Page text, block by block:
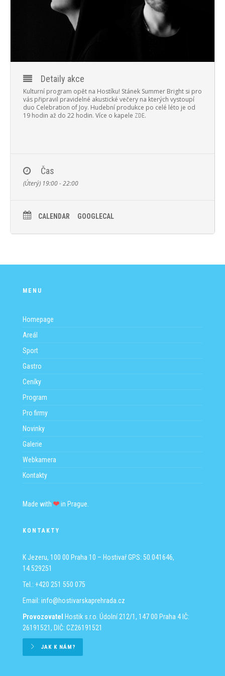
KONTAKTY
Detaily akce
Kulturní program opět na Hostíku! Stánek Summer Bright si pro
vás připravil pravidelné akustické večery na kterých vystoupí
duo Celebration of Joy. Hudební produkce po celé léto je od
19 hodin až do 22 hodin. Více o kapele ZDE.
Čas
(Úterý) 19:00 - 22:00
CALENDAR GOOGLECAL
MENU
Homepage
Areál
Sport
Gastro
Ceníky
Program
Pro firmy
Novinky
Galerie
Webkamera
Kontakty
Made with in Prague.
KONTAKTY
K Jezeru, 100 00 Praha 10 – HostivařGPS: 50.041646,
14.529251
Tel.: +420 251 550 075
Email: info@hostivarskaprehrada.cz
Provozovatel
Hostik s.r.o. Údolní 212/1, 147 00 Praha 4 IČ:
26191521, DIČ: CZ26191521
JAK K NÁM?